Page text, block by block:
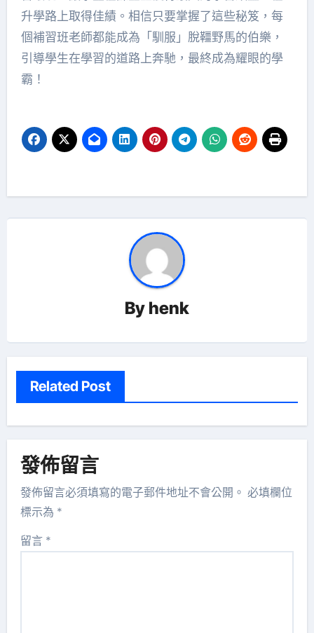
升學路上取得佳績。相信只要掌握了這些秘笈，每
個補習班老師都能成為「馴服」脫韁野馬的伯樂，
引導學生在學習的道路上奔馳，最終成為耀眼的學
霸！
By henk
Related Post
發佈留言
發佈留言必須填寫的電子郵件地址不會公開。 必填欄位
標示為 *
留言 *